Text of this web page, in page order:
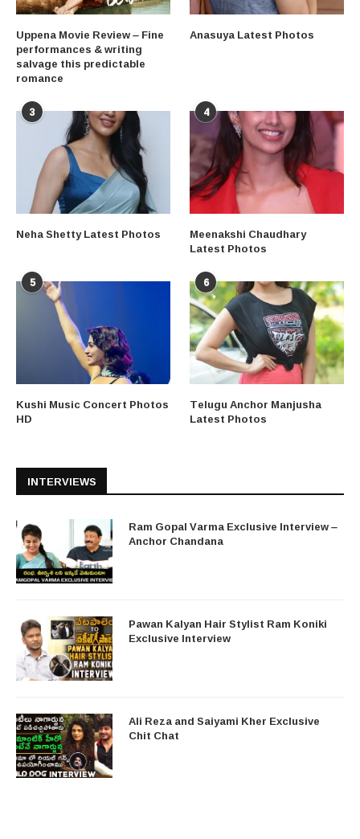
Uppena Movie Review – Fine
performances & writing
salvage this predictable
romance
Anasuya Latest Photos
3
Neha Shetty Latest Photos
4
Meenakshi Chaudhary
Latest Photos
5
Kushi Music Concert Photos
HD
6
Telugu Anchor Manjusha
Latest Photos
INTERVIEWS
Ram Gopal Varma Exclusive Interview –
Anchor Chandana
Pawan Kalyan Hair Stylist Ram Koniki
Exclusive Interview
Ali Reza and Saiyami Kher Exclusive
Chit Chat